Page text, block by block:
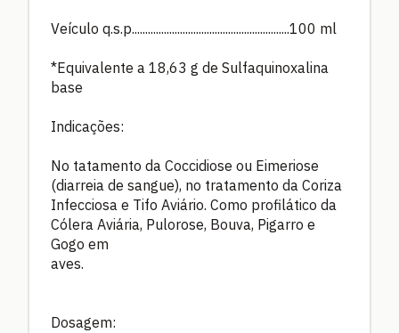
Veículo q.s.p...........................................................100 ml
*Equivalente a 18,63 g de Sulfaquinoxalina
base
Indicações:
No tatamento da Coccidiose ou Eimeriose
(diarreia de sangue), no tratamento da Coriza
Infecciosa e Tifo Aviário. Como profilático da
Cólera Aviária, Pulorose, Bouva, Pigarro e
Gogo em
aves.
Dosagem: